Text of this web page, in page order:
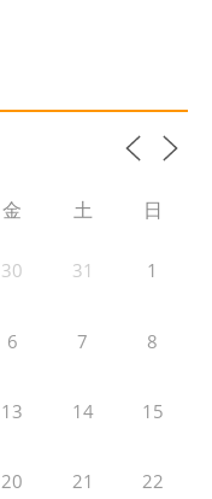
金 土 日
30 31 1
6 7 8
13 14 15
20 21 22